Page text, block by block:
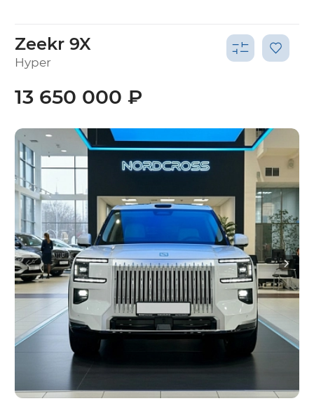
Zeekr 9X
Hyper
13 650 000 ₽